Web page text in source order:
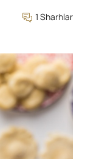
1 Sharhlar